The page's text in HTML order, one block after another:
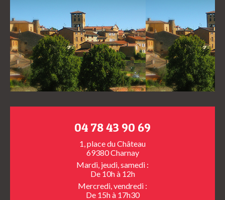
04 78 43 90 69
1, place du Château
69380 Charnay
Mardi, jeudi, samedi :
De 10h à 12h
Mercredi, vendredi :
De 15h à 17h30